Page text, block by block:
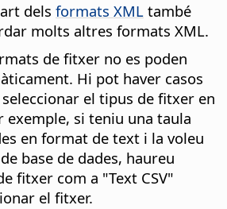
dels formats XML també
molts altres formats XML.
de fitxer no es poden
Hi pot haver casos
el tipus de fitxer en
exemple, si teniu una taula
en format de text i la voleu
base de dades, haureu
fitxer com a "Text CSV"
el fitxer.